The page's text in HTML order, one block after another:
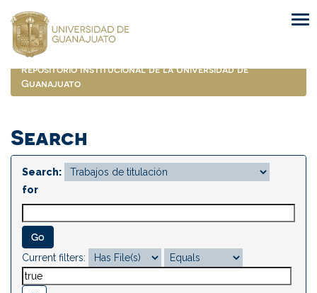
navigation
Repositorio Institucional de la Universidad de
Guanajuato
Search
Search:
for
Current filters: